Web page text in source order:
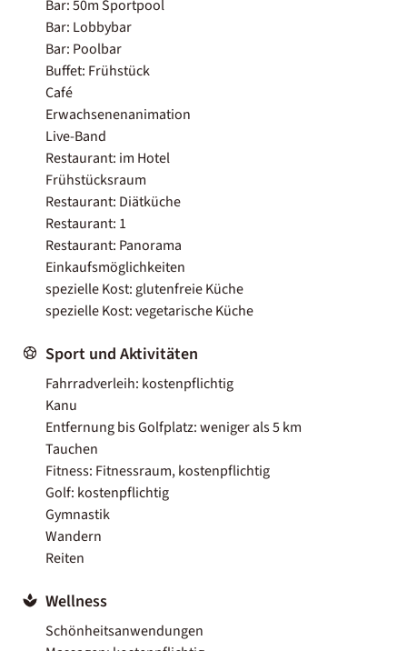
Bar: 50m Sportpool
Bar: Lobbybar
Bar: Poolbar
Buffet: Frühstück
Café
Erwachsenenanimation
Live-Band
Restaurant: im Hotel
Frühstücksraum
Restaurant: Diätküche
Restaurant: 1
Restaurant: Panorama
Einkaufsmöglichkeiten
spezielle Kost: glutenfreie Küche
spezielle Kost: vegetarische Küche
Sport und Aktivitäten
Fahrradverleih: kostenpflichtig
Kanu
Entfernung bis Golfplatz: weniger als 5 km
Tauchen
Fitness: Fitnessraum, kostenpflichtig
Golf: kostenpflichtig
Gymnastik
Wandern
Reiten
Wellness
Schönheitsanwendungen